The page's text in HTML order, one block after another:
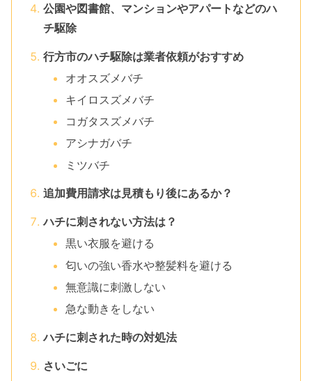
公園や図書館、マンションやアパートなどのハ
チ駆除
行方市のハチ駆除は業者依頼がおすすめ
オオスズメバチ
キイロスズメバチ
コガタスズメバチ
アシナガバチ
ミツバチ
追加費用請求は見積もり後にあるか？
ハチに刺されない方法は？
黒い衣服を避ける
匂いの強い香水や整髪料を避ける
無意識に刺激しない
急な動きをしない
ハチに刺された時の対処法
さいごに